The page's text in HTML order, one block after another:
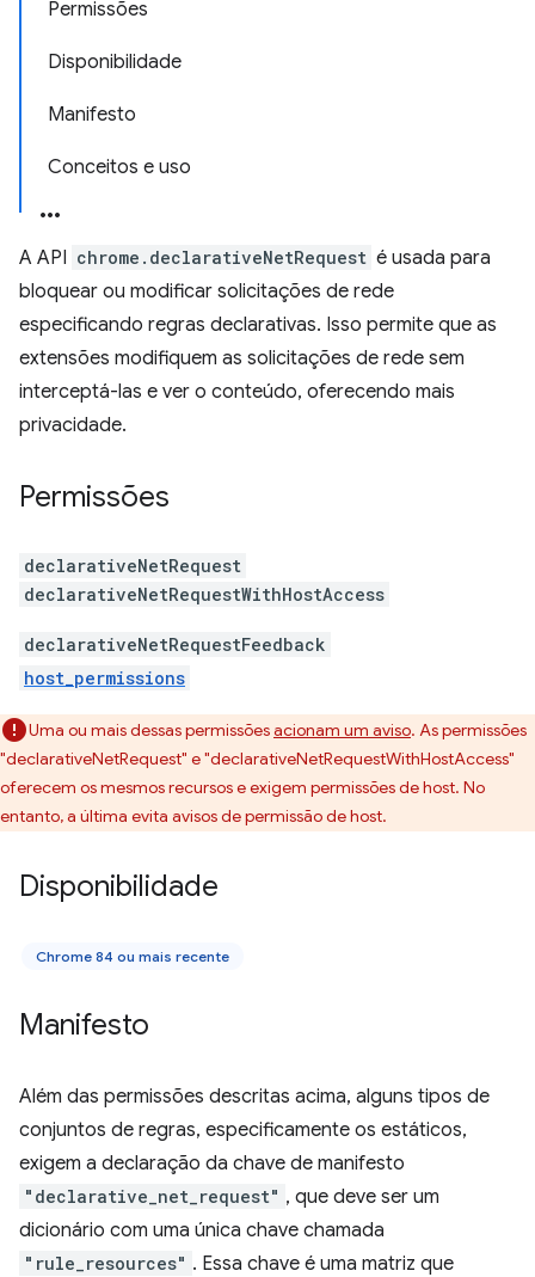
Permissões
Disponibilidade
Manifesto
Conceitos e uso
A API chrome.declarativeNetRequest é usada para
bloquear ou modificar solicitações de rede
especificando regras declarativas. Isso permite que as
extensões modifiquem as solicitações de rede sem
interceptá-las e ver o conteúdo, oferecendo mais
privacidade.
Permissões
declarativeNetRequest
declarativeNetRequestWithHostAccess
declarativeNetRequestFeedback
host_permissions
Uma ou mais dessas permissõesacionam um aviso. As permissões
"declarativeNetRequest" e "declarativeNetRequestWithHostAccess"
oferecem os mesmos recursos e exigem permissões de host. No
entanto, a última evita avisos de permissão de host.
Disponibilidade
Chrome 84 ou mais recente
Manifesto
Além das permissões descritas acima, alguns tipos de
conjuntos de regras, especificamente os estáticos,
exigem a declaração da chave de manifesto
"declarative_net_request" , que deve ser um
dicionário com uma única chave chamada
"rule_resources" . Essa chave é uma matriz que